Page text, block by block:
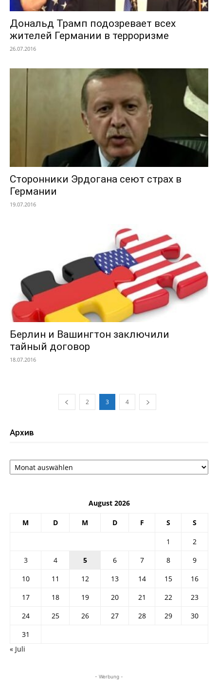
Дональд Трамп подозревает всех
жителей Германии в терроризме
26.07.2016
Сторонники Эрдогана сеют страх в
Германии
19.07.2016
Берлин и Вашингтон заключили
тайный договор
18.07.2016
2 3 4
Архив
Архив
August 2026
M D M D F S S
1
2
3
4 5 6 7 8
9
10
11 12 13 14 15
16
17
18 19 20 21 22
23
24
25 26 27 28 29
30
31
« Juli
- Werbung -